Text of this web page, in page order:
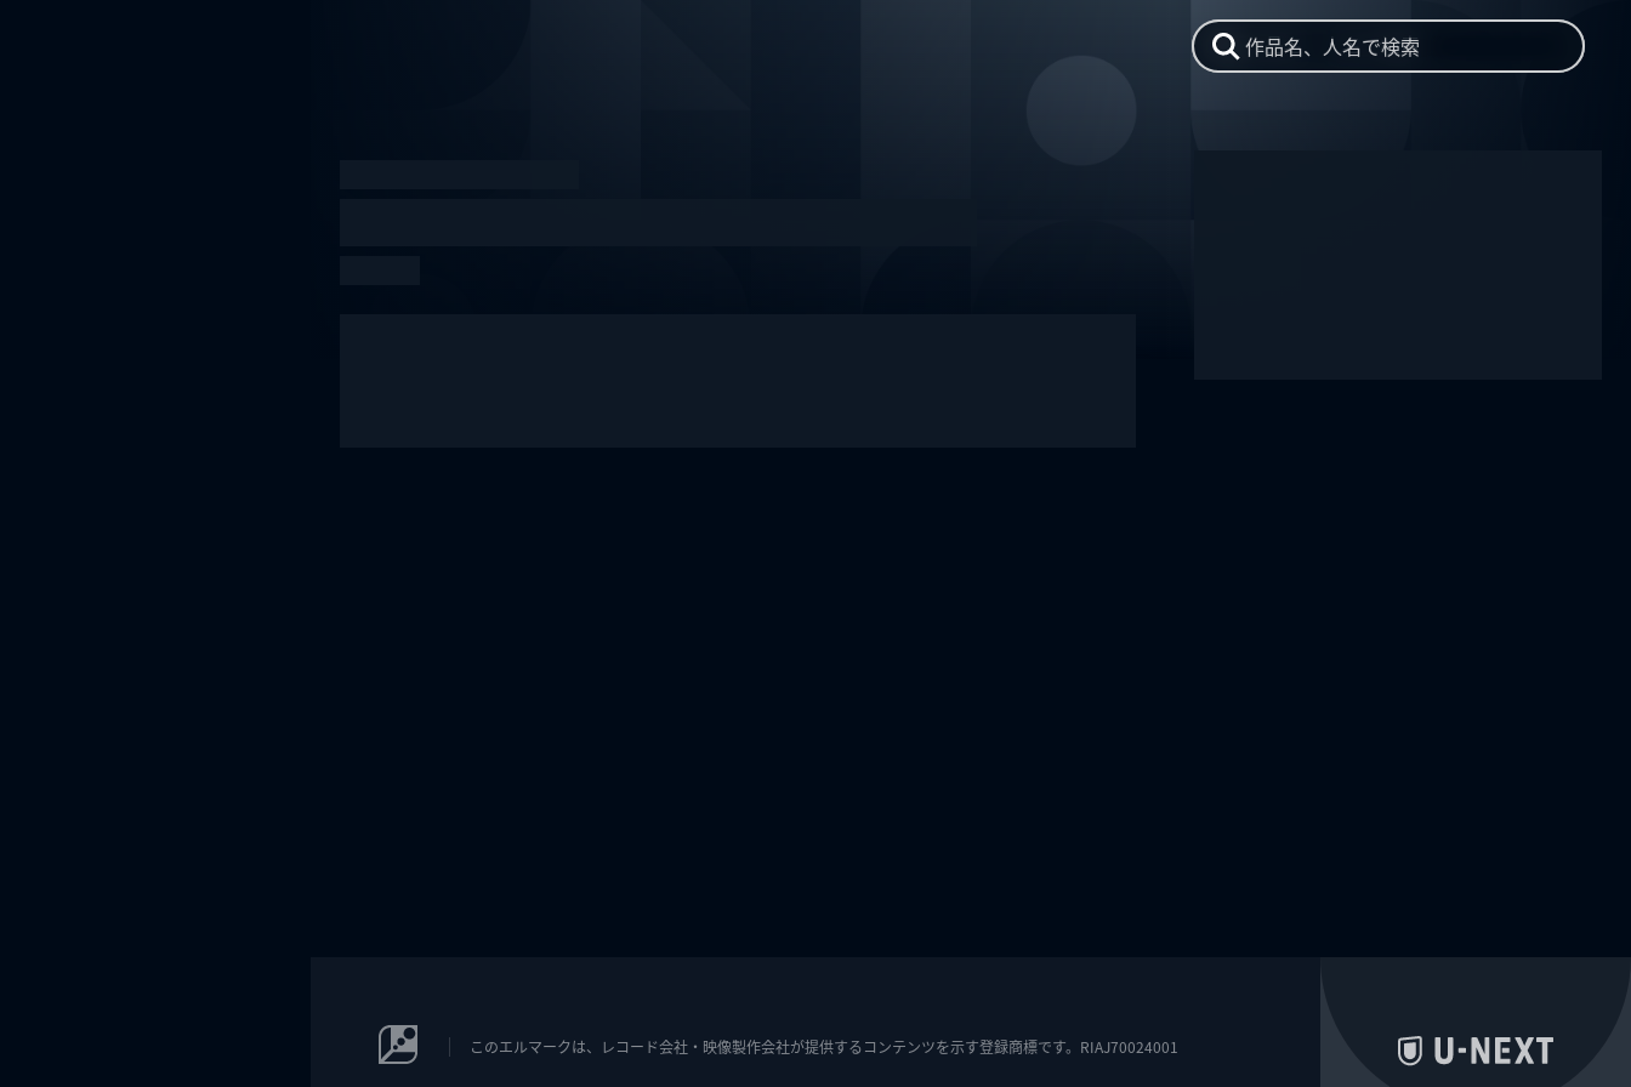
作品名、人名で検索
このエルマークは、レコード会社・映像製作会社が提供するコンテンツを示す登録商標です。RIAJ70024001